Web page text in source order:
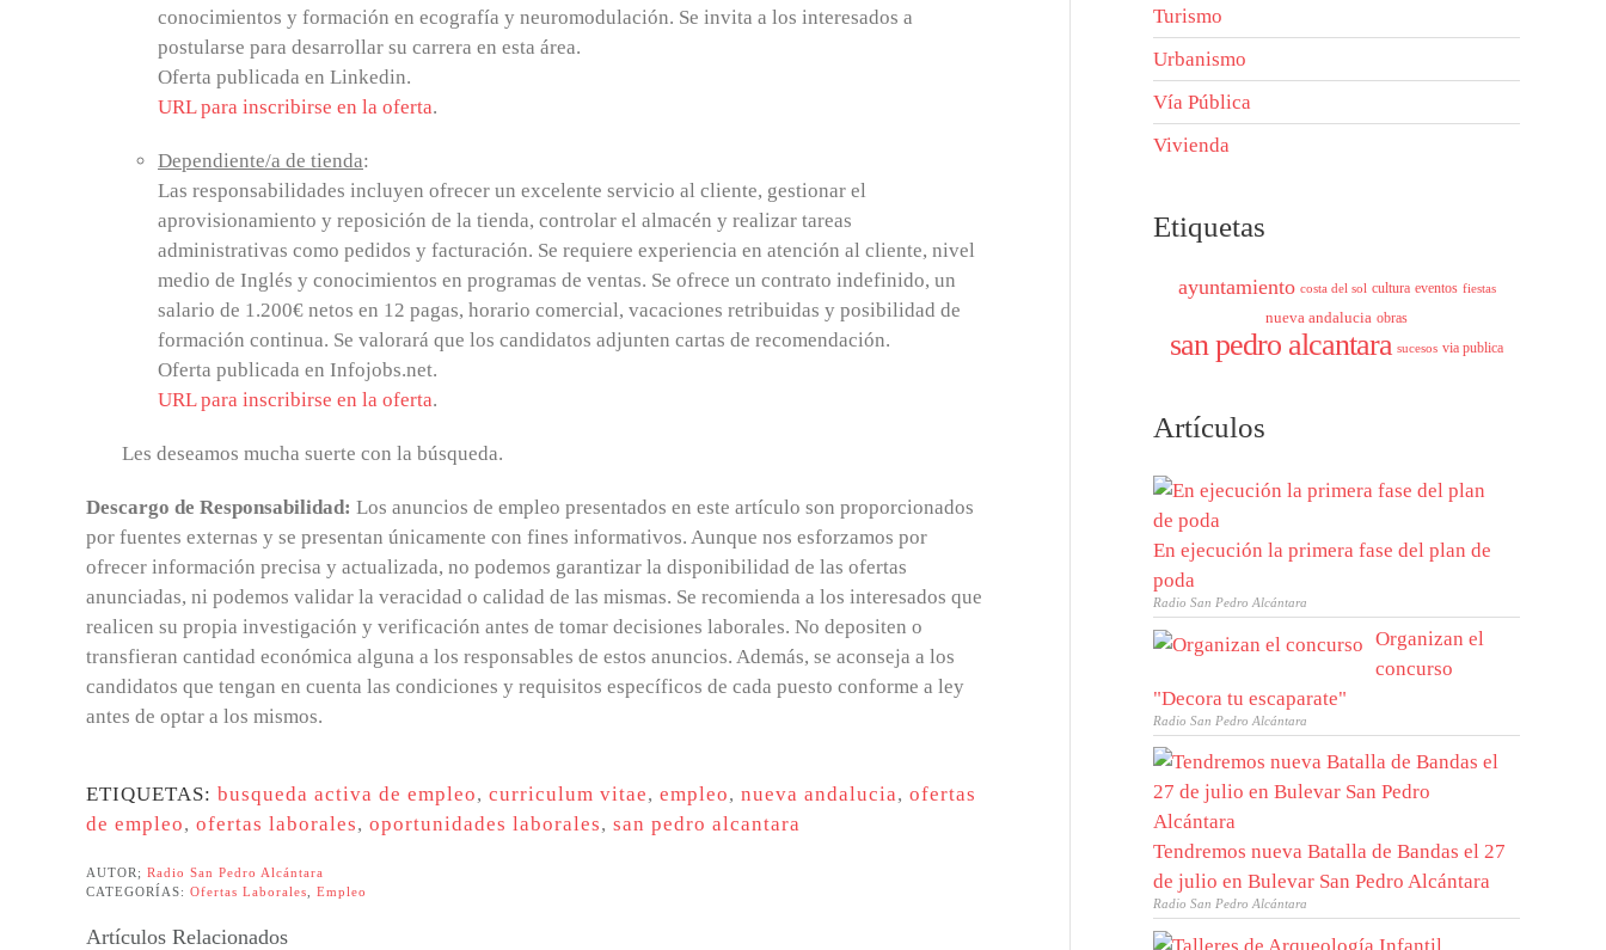
conocimientos y formación en ecografía y neuromodulación. Se invita a los interesados a
postularse para desarrollar su carrera en esta área.
Oferta publicada en Linkedin.
URL para inscribirse en la oferta.
Dependiente/a de tienda:
Las responsabilidades incluyen ofrecer un excelente servicio al cliente, gestionar el
aprovisionamiento y reposición de la tienda, controlar el almacén y realizar tareas
administrativas como pedidos y facturación. Se requiere experiencia en atención al cliente, nivel
medio de Inglés y conocimientos en programas de ventas. Se ofrece un contrato indefinido, un
salario de 1.200€ netos en 12 pagas, horario comercial, vacaciones retribuidas y posibilidad de
formación continua. Se valorará que los candidatos adjunten cartas de recomendación.
Oferta publicada en Infojobs.net.
URL para inscribirse en la oferta.
Les deseamos mucha suerte con la búsqueda.
Descargo de Responsabilidad: Los anuncios de empleo presentados en este artículo son proporcionados
por fuentes externas y se presentan únicamente con fines informativos. Aunque nos esforzamos por
ofrecer información precisa y actualizada, no podemos garantizar la disponibilidad de las ofertas
anunciadas, ni podemos validar la veracidad o calidad de las mismas. Se recomienda a los interesados que
realicen su propia investigación y verificación antes de tomar decisiones laborales. No depositen o
transfieran cantidad económica alguna a los responsables de estos anuncios. Además, se aconseja a los
candidatos que tengan en cuenta las condiciones y requisitos específicos de cada puesto conforme a ley
antes de optar a los mismos.
ETIQUETAS: busqueda activa de empleo, curriculum vitae, empleo, nueva andalucia, ofertas
de empleo, ofertas laborales, oportunidades laborales, san pedro alcantara
AUTOR; Radio San Pedro Alcántara
CATEGORÍAS: Ofertas Laborales Empleo
Artículos Relacionados
Turismo
Urbanismo
Vía Pública
Vivienda
Etiquetas
ayuntamiento costa del sol cultura eventos fiestas
nueva andalucia obras
san pedro alcantara sucesos via publica
Artículos
En ejecución la primera fase del plan de
poda
Radio San Pedro Alcántara
Organizan el
concurso
"Decora tu escaparate"
Radio San Pedro Alcántara
Tendremos nueva Batalla de Bandas el 27
de julio en Bulevar San Pedro Alcántara
Radio San Pedro Alcántara